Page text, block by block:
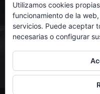
Utilizamos cookies
funcionamiento de la
servicios. Puede aceptar
necesarias o configurar